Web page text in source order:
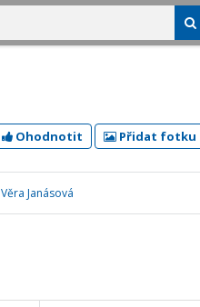
Ohodnotit Přidat fotku
Věra Janásová